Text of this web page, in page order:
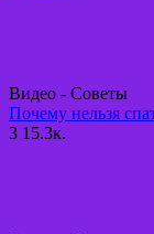
Видео - Советы
Почему нельзя
3 15.3к.